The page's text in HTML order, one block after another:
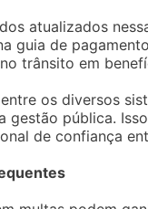
atualizados
guia de
trânsito em
os diversos
gestão pública.
de confiança